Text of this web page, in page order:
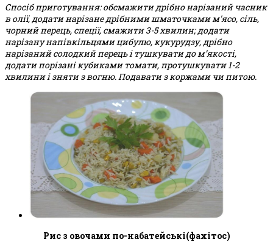
Спосіб приготування: обсмажити дрібно нарізаний часник
в олії, додати нарізане дрібними шматочками м'ясо, сіль,
чорний перець, спеції, смажити 3-5 хвилин; додати
нарізану напівкільцями цибулю, кукурудзу, дрібно
нарізаний солодкий перець і тушкувати до м’якості,
додати порізані кубиками томати, протушкувати 1-2
хвилини і зняти з вогню. Подавати з коржами чи питою.
Рис з овочами по-набатейські(фахітос)